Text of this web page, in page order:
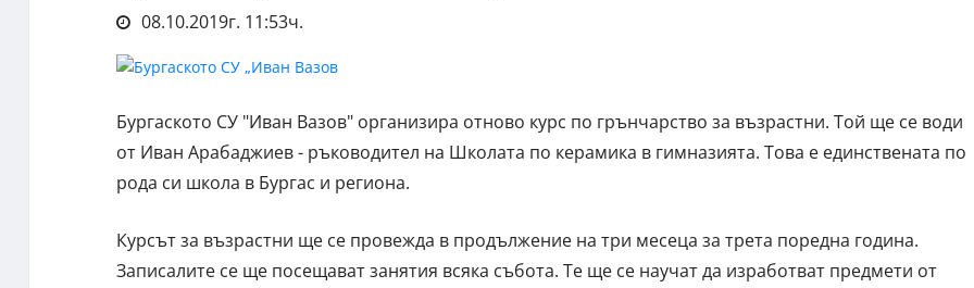
08.10.2019г. 11:53ч.
Бургаското СУ "Иван Вазов" организира отново курс по грънчарство за възрастни. Той ще се води
от Иван Арабаджиев - ръководител на Школата по керамика в гимназията. Това е единствената по
рода си школа в Бургас и региона.
Курсът за възрастни ще се провежда в продължение на три месеца за трета поредна година.
Записалите се ще посещават занятия всяка събота. Те ще се научат да изработват предмети от